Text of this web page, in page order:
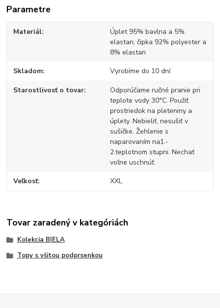
Parametre
Materiál
Úplet 95% bavlna a 5%
elastan, čipka 92% polyester a
8% elastan
Skladom Vyrobíme do 10 dní
Starostlivosť o tovar
Odporúčame ručné pranie pri
teplote vody 30°C. Použiť
prostriedok na pleteniny a
úplety. Nebieliť, nesušiť v
sušičke. Žehlenie s
naparovaním na1.-
2.teplotnom stupni. Nechať
voľne uschnúť.
Veľkosť XXL
Tovar zaradený v kategóriách
Kolekcia BIELA
Topy s všitou podprsenkou